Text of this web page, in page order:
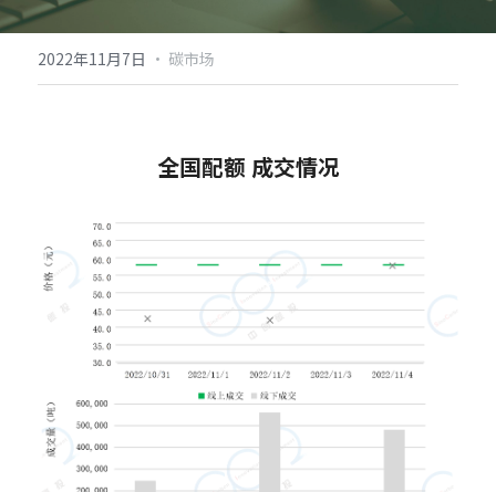
2022年11月7日 · 碳市场
全国配额 成交情况